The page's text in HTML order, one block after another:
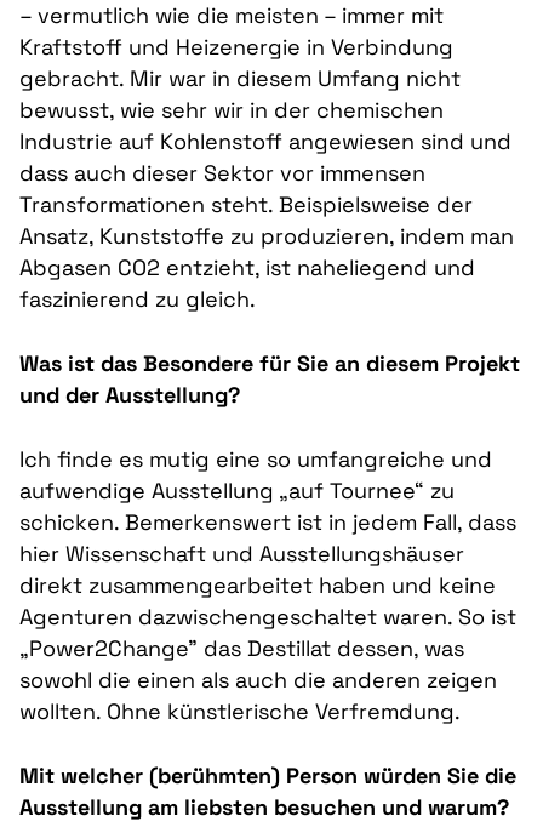
– vermutlich wie die meisten – immer mit
Kraftstoff und Heizenergie in Verbindung
gebracht. Mir war in diesem Umfang nicht
bewusst, wie sehr wir in der chemischen
Industrie auf Kohlenstoff angewiesen sind und
dass auch dieser Sektor vor immensen
Transformationen steht. Beispielsweise der
Ansatz, Kunststoffe zu produzieren, indem man
Abgasen CO2 entzieht, ist naheliegend und
faszinierend zu gleich.
Was ist das Besondere für Sie an diesem Projekt
und der Ausstellung?
Ich finde es mutig eine so umfangreiche und
aufwendige Ausstellung „auf Tournee“ zu
schicken. Bemerkenswert ist in jedem Fall, dass
hier Wissenschaft und Ausstellungshäuser
direkt zusammengearbeitet haben und keine
Agenturen dazwischengeschaltet waren. So ist
„Power2Change" das Destillat dessen, was
sowohl die einen als auch die anderen zeigen
wollten. Ohne künstlerische Verfremdung.
Mit welcher (berühmten) Person würden Sie die
Ausstellung am liebsten besuchen und warum?